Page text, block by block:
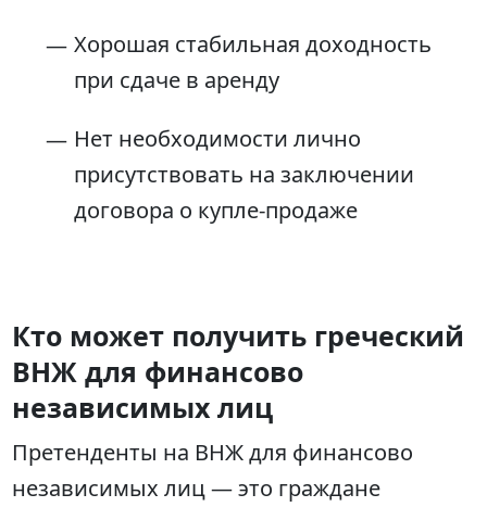
Хорошая стабильная доходность
при сдаче в аренду
Нет необходимости лично
присутствовать на заключении
договора о купле-продаже
Кто может получить греческий
ВНЖ для финансово
независимых лиц
Претенденты на ВНЖ для финансово
независимых лиц — это граждане